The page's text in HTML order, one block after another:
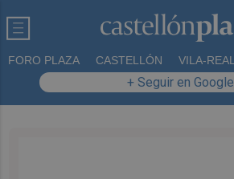
FORO PLAZA CASTELLÓN VILA-REAL
+ Seguir en Google